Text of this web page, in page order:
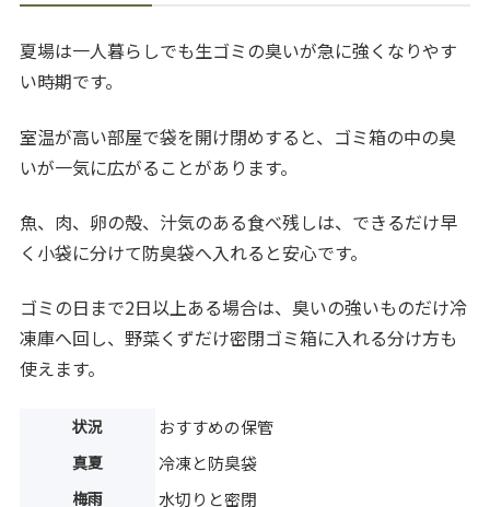
夏場は一人暮らしでも生ゴミの臭いが急に強くなりやす
い時期です。
室温が高い部屋で袋を開け閉めすると、ゴミ箱の中の臭
いが一気に広がることがあります。
魚、肉、卵の殻、汁気のある食べ残しは、できるだけ早
く小袋に分けて防臭袋へ入れると安心です。
ゴミの日まで2日以上ある場合は、臭いの強いものだけ冷
凍庫へ回し、野菜くずだけ密閉ゴミ箱に入れる分け方も
使えます。
状況 おすすめの保管
真夏 冷凍と防臭袋
梅雨 水切りと密閉